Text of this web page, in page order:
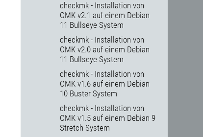
checkmk - Installation von
CMK v2.1 auf einem Debian
11 Bullseye System
checkmk - Installation von
CMK v2.0 auf einem Debian
11 Bullseye System
checkmk - Installation von
CMK v1.6 auf einem Debian
10 Buster System
checkmk - Installation von
CMK v1.5 auf einem Debian 9
Stretch System